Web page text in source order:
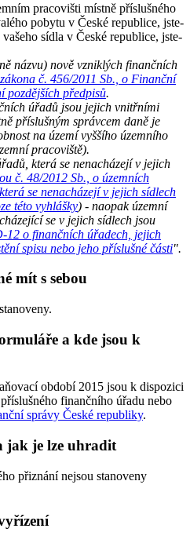
pracovišti místně příslušného
pobytu v České republice, jste-
sídla v České republice, jste-
názvu) nově vzniklých finančních
č. 456/2011 Sb., o Finanční
pozdějších předpisů.
úřadů jsou jejich vnitřními
příslušným správcem daně je
na území vyššího územního
pracoviště).
která se nenacházejí v jejich
č. 48/2012 Sb., o územních
se nenacházejí v jejich sídlech
této vyhlášky) - naopak územní
se v jejich sídlech jsou
12 o finančních úřadech, jejich
spisu nebo jeho příslušné části".
mít s sebou
a kde jsou k
období 2015 jsou k dispozici
finančního úřadu nebo
správy České republiky.
jak je lze uhradit
přiznání nejsou stanoveny